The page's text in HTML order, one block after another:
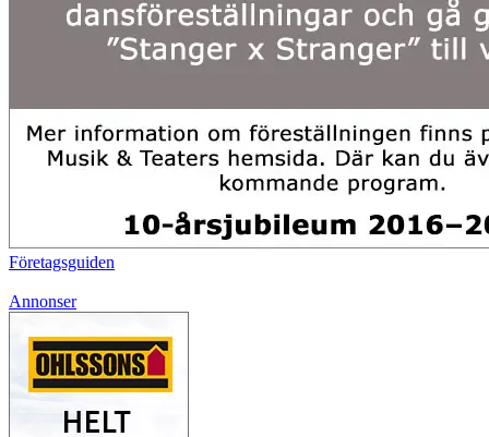
Företagsguiden
Annonser